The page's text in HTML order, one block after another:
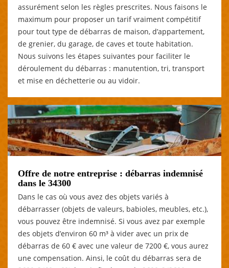
assurément selon les règles prescrites. Nous faisons le
maximum pour proposer un tarif vraiment compétitif
pour tout type de débarras de maison, d’appartement,
de grenier, du garage, de caves et toute habitation.
Nous suivons les étapes suivantes pour faciliter le
déroulement du débarras : manutention, tri, transport
et mise en déchetterie ou au vidoir.
Offre de notre entreprise : débarras indemnisé
dans le 34300
Dans le cas où vous avez des objets variés à
débarrasser (objets de valeurs, babioles, meubles, etc.),
vous pouvez être indemnisé. Si vous avez par exemple
des objets d’environ 60 m³ à vider avec un prix de
débarras de 60 € avec une valeur de 7200 €, vous aurez
une compensation. Ainsi, le coût du débarras sera de